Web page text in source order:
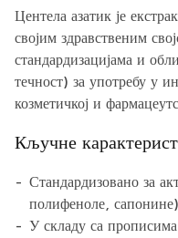
Центела азатик је
својим здравственим
стандардизацијама и
течност) за употребу у
козметичкој и
Кључне
Стандардизовано за
полифеноле, сапонине)
У складу са